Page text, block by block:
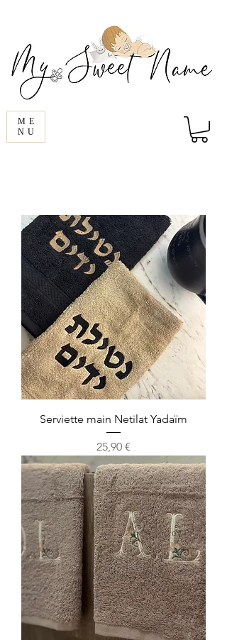
ME
NU
Serviette main Netilat Yadaïm
Prix
25,90 €